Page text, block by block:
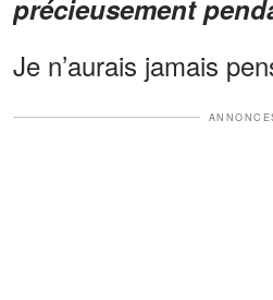
précieusement
Je n’aurais jamais